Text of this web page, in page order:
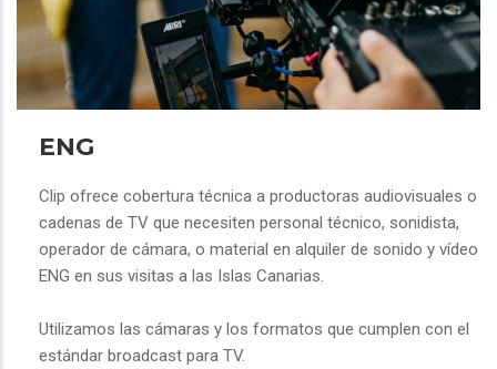
ENG
Clip ofrece cobertura técnica a productoras audiovisuales o
cadenas de TV que necesiten personal técnico, sonidista,
operador de cámara, o material en alquiler de sonido y vídeo
ENG en sus visitas a las Islas Canarias.
Utilizamos las cámaras y los formatos que cumplen con el
estándar broadcast para TV.